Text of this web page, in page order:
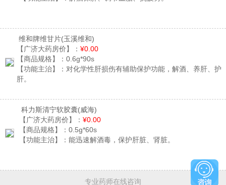
维和牌维甘片(玉溪维和)
【广济大药房价】： ¥0.00
【商品规格】： 0.6g*90s
【功能主治】： 对化学性肝损伤有辅助保护功能，解酒、养肝、护
肝。
科力斯清宁软胶囊(威海)
【广济大药房价】： ¥0.00
【商品规格】： 0.5g*60s
【功能主治】： 能迅速解酒毒，保护肝脏、肾脏。
专业药师在线咨询